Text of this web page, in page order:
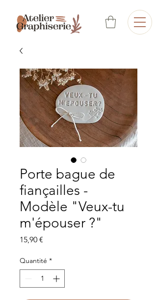
Porte bague de
fiançailles -
Modèle "Veux-tu
m'épouser ?"
15,90 €
Quantité *